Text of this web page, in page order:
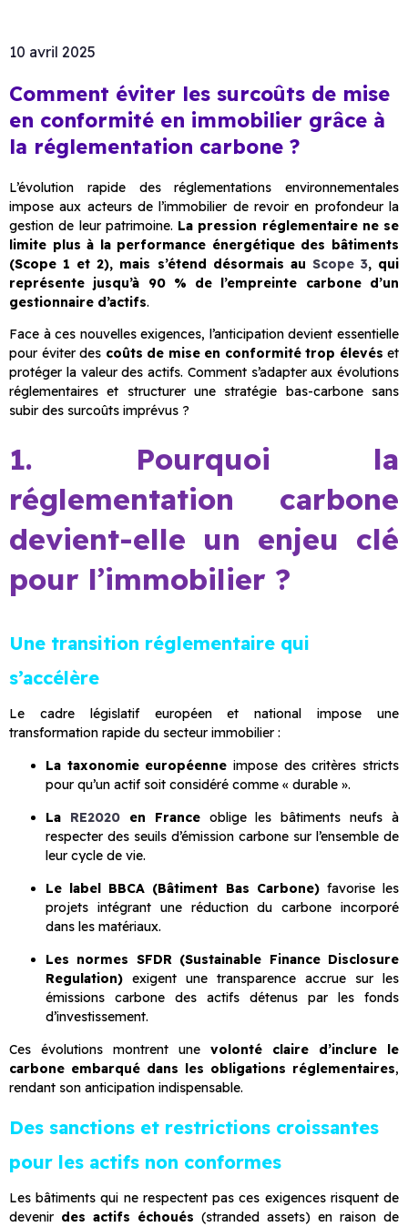
10 avril 2025
Comment éviter les surcoûts de mise
en conformité en immobilier grâce à
la réglementation carbone ?
L’évolution rapide des réglementations environnementales
impose aux acteurs de l’immobilier de revoir en profondeur la
gestion de leur patrimoine. La pression réglementaire ne se
limite plus à la performance énergétique des bâtiments
(Scope 1 et 2), mais s’étend désormais au Scope 3, qui
représente jusqu’à 90 % de l’empreinte carbone d’un
gestionnaire d’actifs.
Face à ces nouvelles exigences, l’anticipation devient essentielle
pour éviter des coûts de mise en conformité trop élevés et
protéger la valeur des actifs. Comment s’adapter aux évolutions
réglementaires et structurer une stratégie bas-carbone sans
subir des surcoûts imprévus ?
1. Pourquoi la
réglementation carbone
devient-elle un enjeu clé
pour l’immobilier ?
Une transition réglementaire qui
s’accélère
Le cadre législatif européen et national impose une
transformation rapide du secteur immobilier :
La taxonomie européenne impose des critères stricts
pour qu’un actif soit considéré comme « durable ».
La RE2020en Franceoblige les bâtiments neufs à
respecter des seuils d’émission carbone sur l’ensemble de
leur cycle de vie.
Le label BBCA (Bâtiment Bas Carbone)favorise les
projets intégrant une réduction du carbone incorporé
dans les matériaux.
Les normes SFDR (Sustainable Finance Disclosure
Regulation) exigent une transparence accrue sur les
émissions carbone des actifs détenus par les fonds
d’investissement.
Ces évolutions montrent une volonté claire d’inclure le
carbone embarqué dans les obligations réglementaires,
rendant son anticipation indispensable.
Des sanctions et restrictions croissantes
pour les actifs non conformes
Les bâtiments qui ne respectent pas ces exigences risquent de
devenir des actifs échoués (stranded assets) en raison de